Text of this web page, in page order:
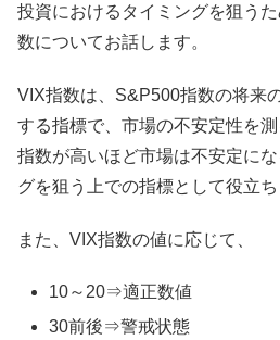
投資におけるタイミングを狙う
数についてお話します。
VIX指数は、S&P500指数の将来
する指標で、市場の不安定性を
指数が高いほど市場は不安定に
グを狙う上での指標として役立ち
また、VIX指数の値に応じて、
10～20⇒適正数値
30前後⇒警戒状態